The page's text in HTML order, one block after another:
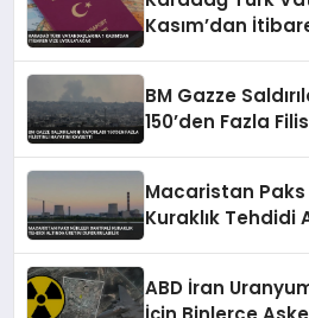
Kasım’dan
BM Gazze
150’den Fazla
Macaristan
Kuraklık Tehdidi
ABD İran